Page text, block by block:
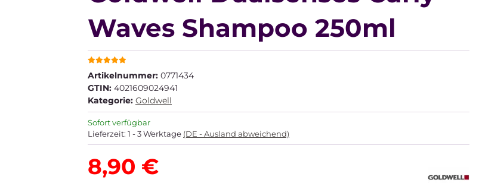
Waves Shampoo 250ml
Artikelnummer: 0771434
GTIN: 4021609024941
Kategorie: Goldwell
Sofort verfügbar
Lieferzeit: 1 - 3 Werktage (DE - Ausland abweichend)
8,90 €